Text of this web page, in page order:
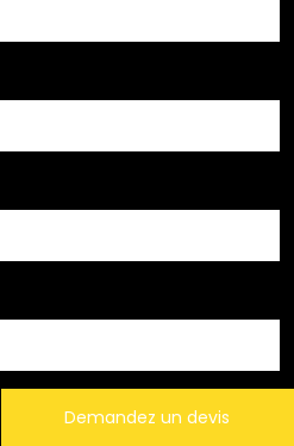
Demandez un devis